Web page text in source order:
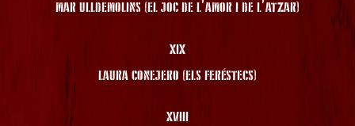
MAR ULLDEMOLINS (EL JOC DE L’AMOR I DE L’ATZAR)
XIX
LAURA CONEJERO (ELS FERÉSTECS)
XVIII